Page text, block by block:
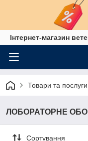
Інтернет-магазин
Товари та послуги
ЛОБОРАТОРНЕ
Сортування